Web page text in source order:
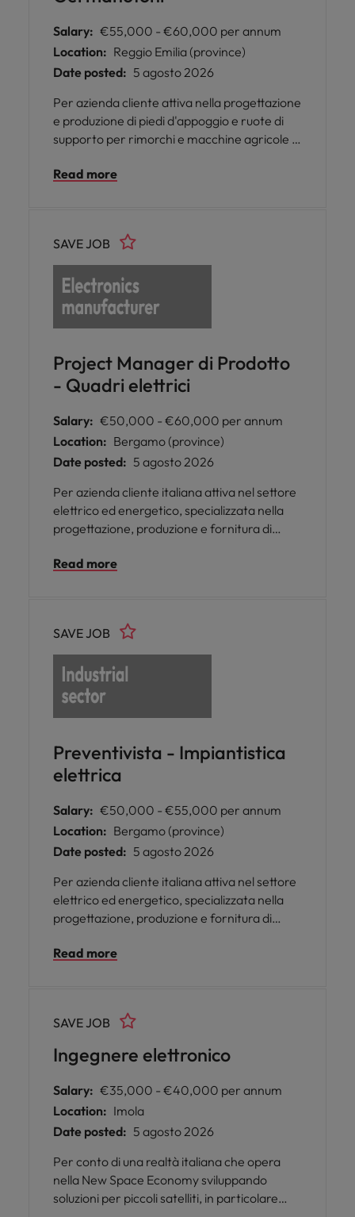
Salary: €55,000 - €60,000 per annum
Location: Reggio Emilia (province)
Date posted: 5 agosto 2026
Per azienda cliente attiva nella progettazione
e produzione di piedi d'appoggio e ruote di
supporto per rimorchi e macchine agricole o
Export/Area Manager.
Read more
Project Manager di Prodotto
- Quadri elettrici
SAVE JOB
Salary: €50,000 - €60,000 per annum
Location: Bergamo (province)
Date posted: 5 agosto 2026
Per azienda cliente italiana attiva nel settore
elettrico ed energetico, specializzata nella
progettazione, produzione e fornitura di
dell’elettricità, si ricerca un Project Manager
Read more
Preventivista - Impiantistica
elettrica
SAVE JOB
Salary: €50,000 - €55,000 per annum
Location: Bergamo (province)
Date posted: 5 agosto 2026
Per azienda cliente italiana attiva nel settore
elettrico ed energetico, specializzata nella
progettazione, produzione e fornitura di
dell’elettricità, si ricerca un/una Preventivista
Read more
Ingegnere elettronico
SAVE JOB
Salary: €35,000 - €40,000 per annum
Location: Imola
Date posted: 5 agosto 2026
Per conto di una realtà italiana che opera
nella New Space Economy sviluppando
soluzioni per piccoli satelliti, in particolare